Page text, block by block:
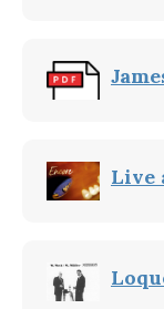
Live